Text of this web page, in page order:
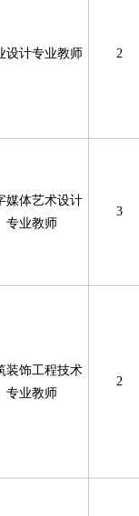
设计专业教师 2
媒体艺术设计
专业教师
3
装饰工程技术
专业教师
2